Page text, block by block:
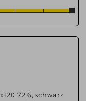
72,6, schwarz